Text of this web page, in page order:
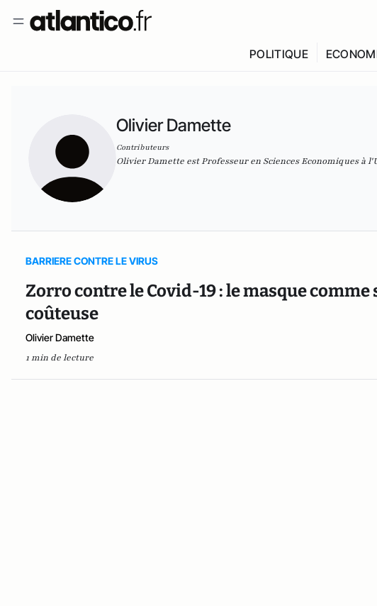
POLITIQUE
Olivier Damette
Contributeurs
Olivier Damette est Professeur en Sciences Economiques à
BARRIERE CONTRE LE VIRUS
Zorro contre le Covid-19 : le masque
coûteuse
Olivier Damette
1 min de lecture